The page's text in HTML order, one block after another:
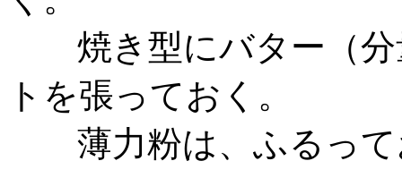
焼き型にバター（分
トを張っておく。
薄力粉は、ふるって